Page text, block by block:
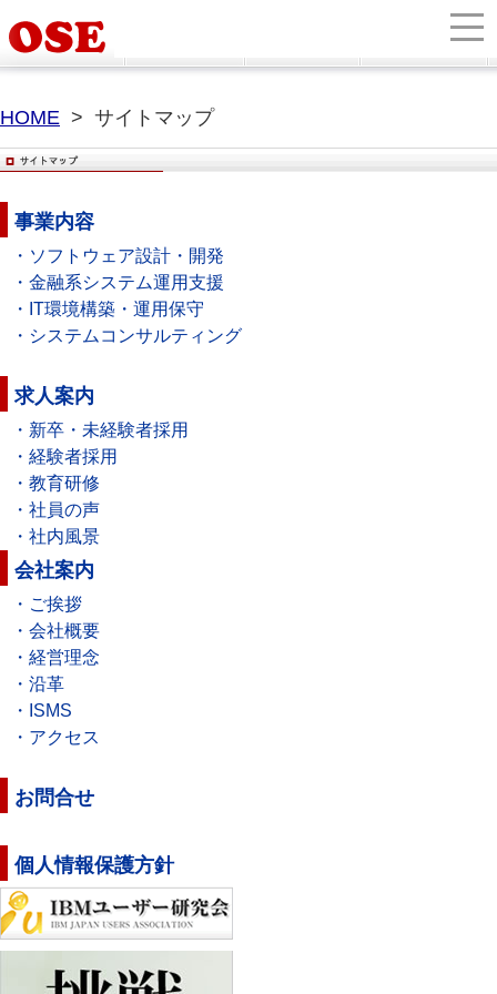
HOME > サイトマップ
事業内容
・ソフトウェア設計・開発
・金融系システム運用支援
・IT環境構築・運用保守
・システムコンサルティング
求人案内
・新卒・未経験者採用
・経験者採用
・教育研修
・社員の声
・社内風景
会社案内
・ご挨拶
・会社概要
・経営理念
・沿革
・ISMS
・アクセス
お問合せ
個人情報保護方針